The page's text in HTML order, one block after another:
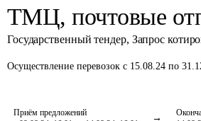
ТМЦ, почтовые
Государственный тендер, Запрос
Осуществление перевозок с 15.08.24 по
Приём предложений